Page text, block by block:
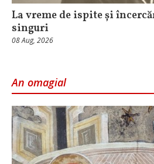
La vreme de ispite și
singuri
08 Aug, 2026
An omagial